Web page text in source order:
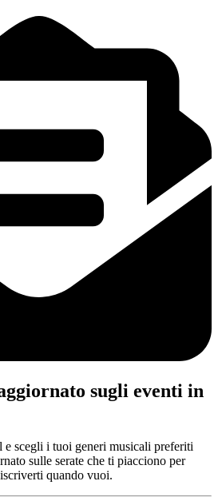
sugli eventi in
scegli i tuoi generi musicali preferiti
sulle serate che ti piacciono per
quando vuoi.